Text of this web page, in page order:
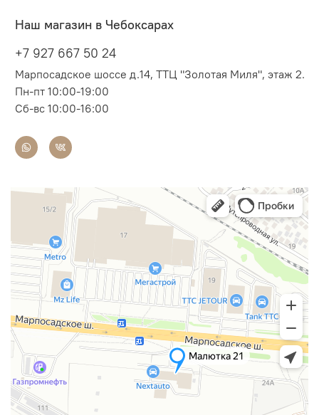
Наш магазин в Чебоксарах
+7 927 667 50 24
Марпосадское шоссе д.14, ТТЦ "Золотая Миля", этаж 2.
Пн-пт 10:00-19:00
Сб-вс 10:00-16:00